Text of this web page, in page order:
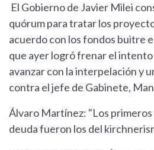
El Gobierno de Javier Milei
quórum para tratar los
acuerdo con los fondos buitre
que ayer logró frenar el intento
avanzar con la interpelación y
contra el jefe de Gabinete,
Álvaro Martínez: "Los primeros
deuda fueron los del